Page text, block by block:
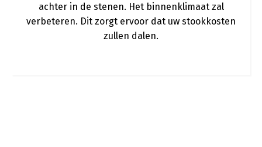
achter in de stenen. Het binnenklimaat zal
verbeteren. Dit zorgt ervoor dat uw stookkosten
zullen dalen.